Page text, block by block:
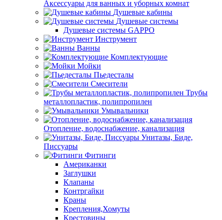
Аксессуары для ванных и уборных комнат
Душевые кабины
Душевые системы
Душевые системы GAPPO
Инструмент
Ванны
Комплектующие
Мойки
Пьедесталы
Смесители
Трубы
металлопластик, полипропилен
Умывальники
Отопление, водоснабжение, канализация
Унитазы, Биде,
Писсуары
Фитинги
Американки
Заглушки
Клапаны
Контргайки
Краны
Крепления,Хомуты
Крестовины